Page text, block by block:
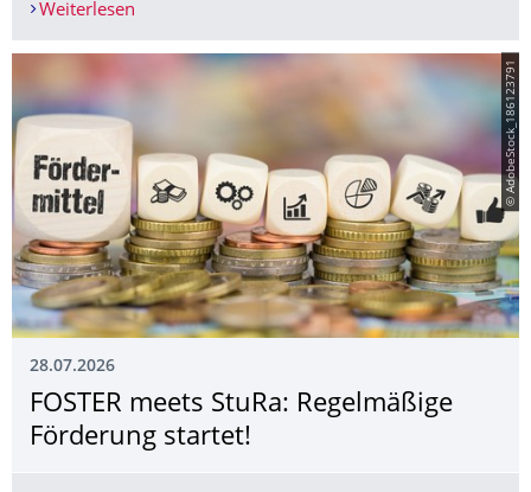
Weiterlesen
© AdobeStock_186123791
28.07.2026
FOSTER meets StuRa: Regelmäßige
Förderung startet!